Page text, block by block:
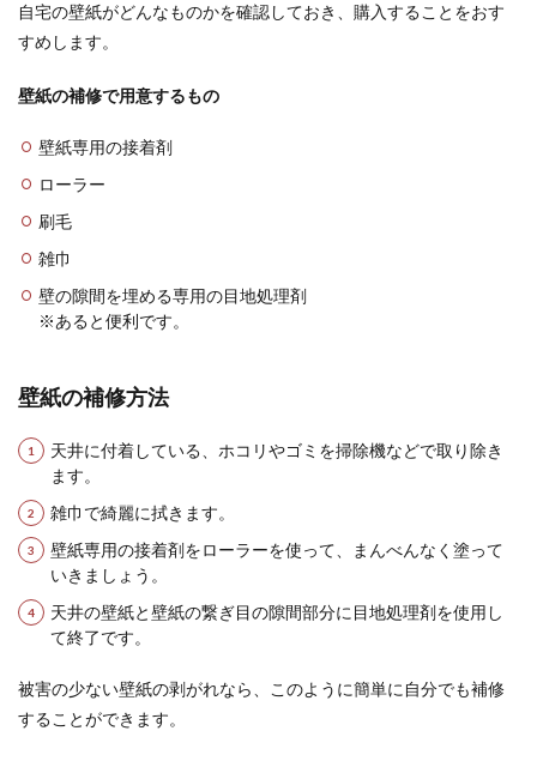
自宅の壁紙がどんなものかを確認しておき、購入することをおす
すめします。
壁紙の補修で用意するもの
壁紙専用の接着剤
ローラー
刷毛
雑巾
壁の隙間を埋める専用の目地処理剤
※あると便利です。
壁紙の補修方法
天井に付着している、ホコリやゴミを掃除機などで取り除き
ます。
雑巾で綺麗に拭きます。
壁紙専用の接着剤をローラーを使って、まんべんなく塗って
いきましょう。
天井の壁紙と壁紙の繋ぎ目の隙間部分に目地処理剤を使用し
て終了です。
被害の少ない壁紙の剥がれなら、このように簡単に自分でも補修
することができます。